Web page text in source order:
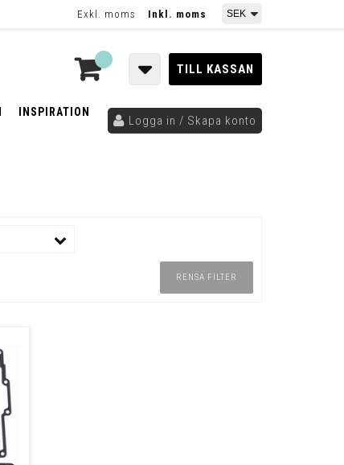
Exkl. moms Inkl. moms
TILL KASSAN
INSPIRATION
Logga in / Skapa konto
RENSA FILTER